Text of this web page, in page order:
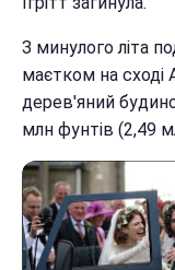
З минулого літа
маєтком на сході
дерев'яний
млн фунтів (2,49